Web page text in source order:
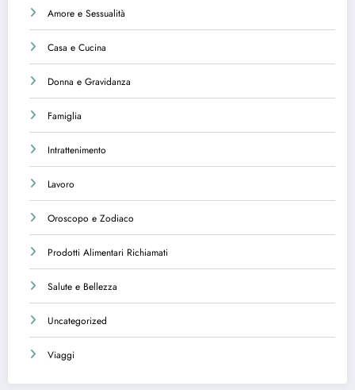
Amore e Sessualità
Casa e Cucina
Donna e Gravidanza
Famiglia
Intrattenimento
Lavoro
Oroscopo e Zodiaco
Prodotti Alimentari Richiamati
Salute e Bellezza
Uncategorized
Viaggi